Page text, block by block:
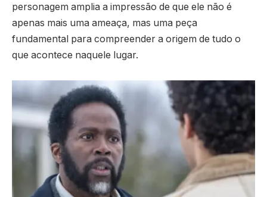
personagem amplia a impressão de que ele não é
apenas mais uma ameaça, mas uma peça
fundamental para compreender a origem de tudo o
que acontece naquele lugar.